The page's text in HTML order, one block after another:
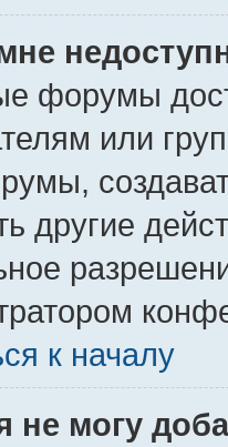
форумы
или
другие
к началу
не могу